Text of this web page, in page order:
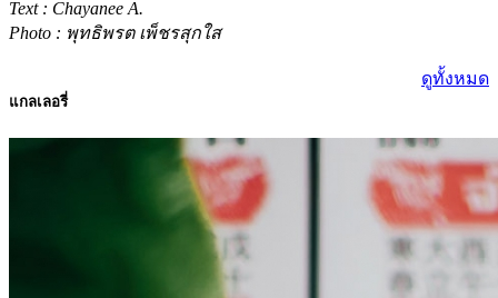
Text : Chayanee A.
Photo : พุทธิพรต เพ็ชรสุกใส
แกลเลอรี่
ดูทั้งหมด